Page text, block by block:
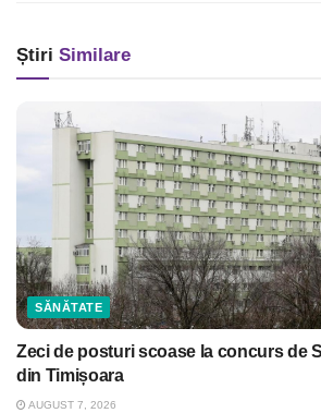
Știri Similare
SĂNĂTATE
Zeci de posturi scoase la concurs de
din Timișoara
AUGUST 7, 2026